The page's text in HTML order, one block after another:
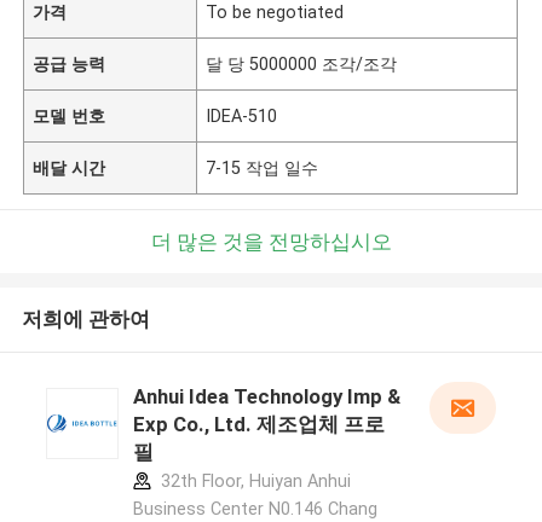
가격 To be negotiated
공급 능력 달 당 5000000 조각/조각
모델 번호 IDEA-510
배달 시간 7-15 작업 일수
더 많은 것을 전망하십시오
저희에 관하여
Anhui Idea Technology Imp &
Exp Co., Ltd. 제조업체 프로
필
32th Floor, Huiyan Anhui
Business Center N0.146 Chang